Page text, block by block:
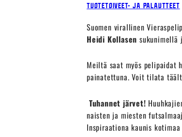
Tuotetoiveet- ja palautteet
Suomen virallinen
Heidi Kollasen sukunimellä
Meiltä saat myös pelipaidat
painatettuna. Voit tilata
Tuhannet järvet!
naisten ja miesten
Inspiraationa kaunis